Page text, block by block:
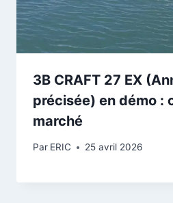
3B CRAFT 27 EX
précisée) en démo :
marché
Par ERIC 25 avril 2026